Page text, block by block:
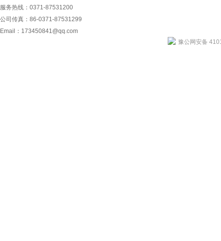
服务热线：0371-87531200
公司传真：86-0371-87531299
Email： 173450841@qq.com
豫公网安备